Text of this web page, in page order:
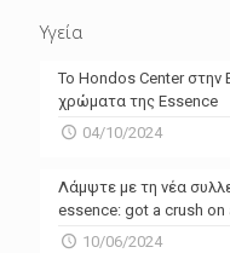
Υγεία
Το Hondos Center στην
χρώματα της Essence
04/10/2024
Λάμψτε με τη νέα
essence: got a crush
10/06/2024